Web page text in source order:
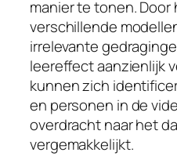
A
R
T
v
o
o
r
manier te tonen. Door
verschillende
irrelevante
leereffect aanzienlijk
kunnen zich
en personen in de
overdracht naar het
vergemakkelijkt.